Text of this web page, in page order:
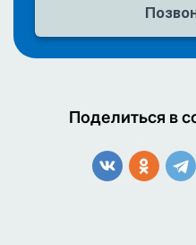
Поделиться в